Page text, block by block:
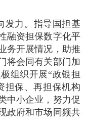
发力。指导国担基
融资担保数字化平
务开展情况，助推
将会同有关部门加
组织开展“政银担
担保、再担保机构
中小企业，努力促
政府和市场同频共